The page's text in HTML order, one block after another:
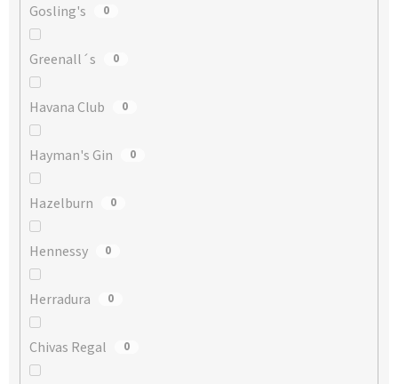
Gosling's 0
Greenall´s 0
Havana Club 0
Hayman's Gin 0
Hazelburn 0
Hennessy 0
Herradura 0
Chivas Regal 0